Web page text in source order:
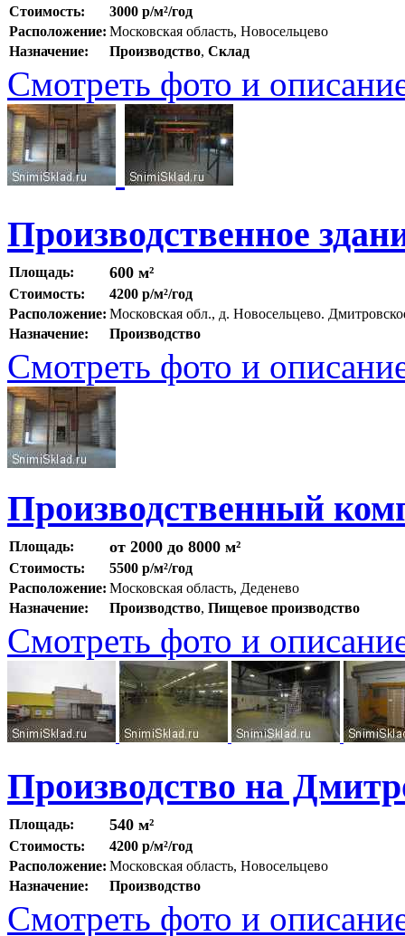
Стоимость:
3000 р/м²/год
Расположение: Московская область, Новосельцево
Назначение:
Производство, Склад
Смотреть фото и
Производственное
Площадь: 600 м²
Стоимость:
4200 р/м²/год
Расположение: Московская обл., д. Новосельцево.
Назначение:
Производство
Смотреть фото и
Производственный
Площадь: от 2000 до 8000 м²
Стоимость:
5500 р/м²/год
Расположение: Московская область, Деденево
Назначение:
Производство, Пищевое производство
Смотреть фото и
Производство на
Площадь: 540 м²
Стоимость:
4200 р/м²/год
Расположение: Московская область, Новосельцево
Назначение:
Производство
Смотреть фото и